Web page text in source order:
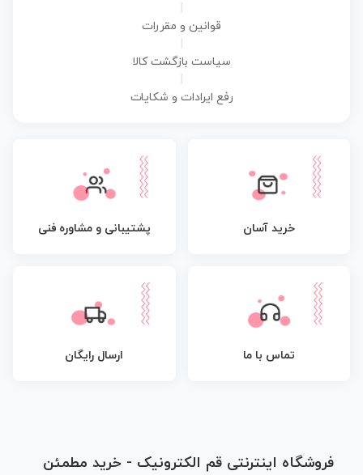
قوانین و مقررات
سیاست بازگشت کالا
رفع ایرادات و شکایات
خرید آسان پشتیبانی و مشاوره فنی
تماس با ما ارسال رایگان
فروشگاه اینترنتی قم الکترونیک - خرید مطمئن